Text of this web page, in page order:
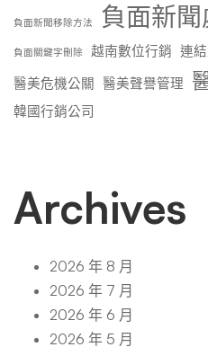
負面新聞移除方法 負面新
負面關鍵字刪除 越南數位行銷 連
醫美危機公關 醫美聲譽管理
韓國行銷公司
Archives
2026 年 8 月
2026 年 7 月
2026 年 6 月
2026 年 5 月